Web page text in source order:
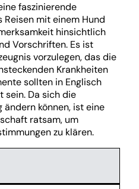
faszinierende
Reisen mit einem Hund
hinsichtlich
Vorschriften. Es ist
vorzulegen, das die
Krankheiten
sollten in Englisch
sein. Da sich die
können, ist eine
ratsam, um
zu klären.